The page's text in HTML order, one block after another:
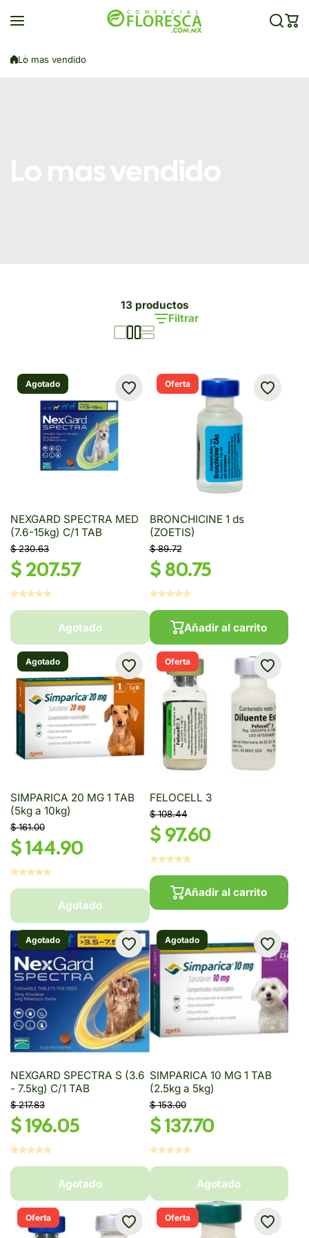
Lo mas vendido
Filtrar
13 productos
Agotado
NEXGARD SPECTRA MED
(7.6-15kg) C/1 TAB
$ 230.63
$ 207.57
Agotado
Oferta
BRONCHICINE 1 ds
(ZOETIS)
$ 89.72
$ 80.75
Añadir al carrito
Agotado
SIMPARICA 20 MG 1 TAB
(5kg a 10kg)
$ 161.00
$ 144.90
Agotado
Oferta
FELOCELL 3
$ 108.44
$ 97.60
Añadir al carrito
Agotado
NEXGARD SPECTRA S (3.6
- 7.5kg) C/1 TAB
$ 217.83
$ 196.05
Agotado
Agotado
SIMPARICA 10 MG 1 TAB
(2.5kg a 5kg)
$ 153.00
$ 137.70
Agotado
Oferta Oferta